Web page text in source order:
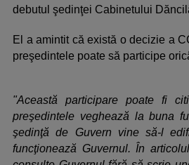
debutul şedinţei Cabinetului
El a amintit că există o decizie a
preşedintele poate să participe
"Această participare poate fi
preşedintele veghează la buna
şedinţă de Guvern vine să-l
funcţionează Guvernul. În